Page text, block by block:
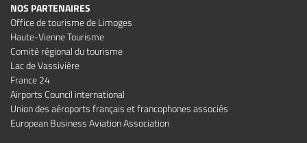
NOS PARTENAIRES
Office de tourisme de Limoges
Haute-Vienne Tourisme
Comité régional du tourisme
Lac de Vassivière
France 24
Airports Council international
Union des aéroports français et francophones associés
European Business Aviation Association